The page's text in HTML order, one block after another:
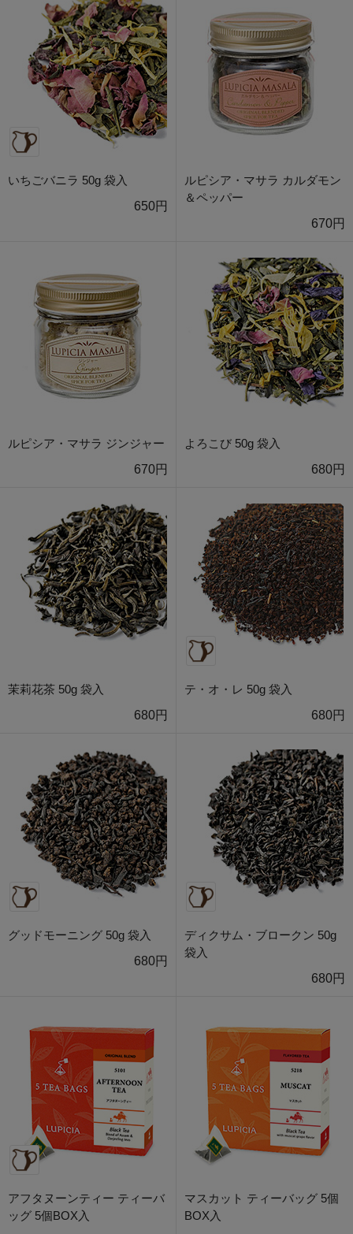
いちごバニラ 50g 袋入
650円
ルピシア・マサラ カルダモン
＆ペッパー
670円
ルピシア・マサラ ジンジャー
670円
よろこび 50g 袋入
680円
茉莉花茶 50g 袋入
680円
テ・オ・レ 50g 袋入
680円
グッドモーニング 50g 袋入
680円
ディクサム・ブロークン 50g
袋入
680円
アフタヌーンティー ティーバ
ッグ 5個BOX入
マスカット ティーバッグ 5個
BOX入